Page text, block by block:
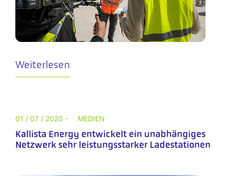
Weiterlesen
01 / 07 / 2020 - MEDIEN
Kallista Energy entwickelt ein unabhängiges
Netzwerk sehr leistungsstarker Ladestationen